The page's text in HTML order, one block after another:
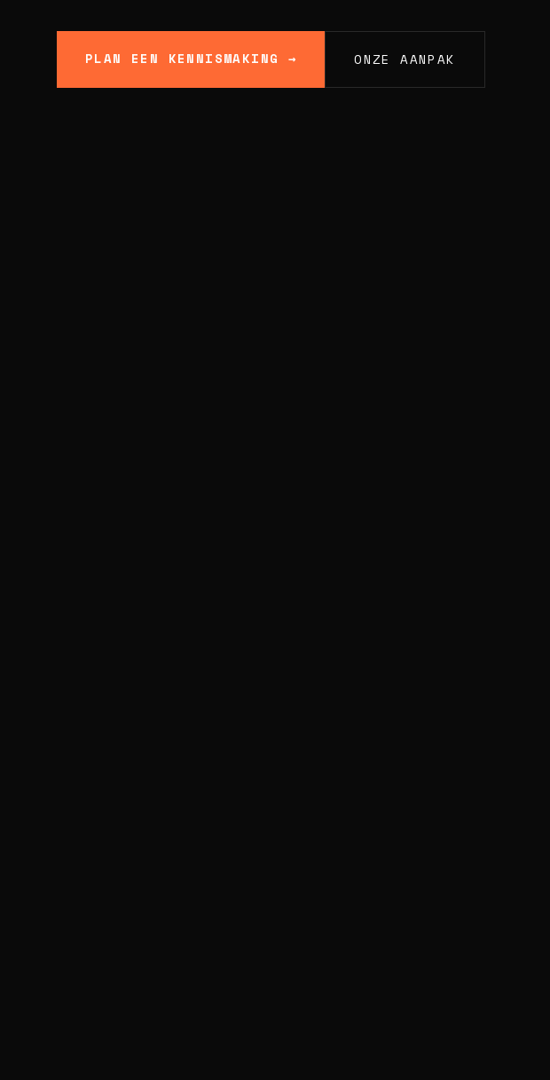
PLAN EEN KENNISMAKING → ONZE AANPAK